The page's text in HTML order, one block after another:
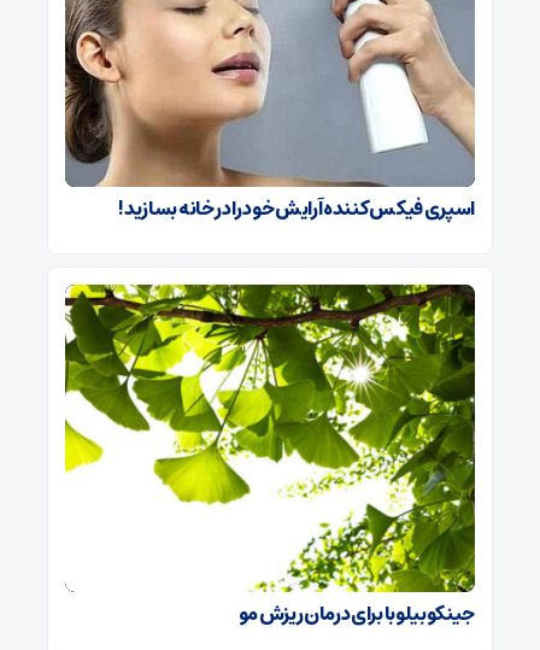
اسپری فیکس کننده آرایش خود را در خانه بسازید!
جینکوبیلوبا برای درمان ریزش مو